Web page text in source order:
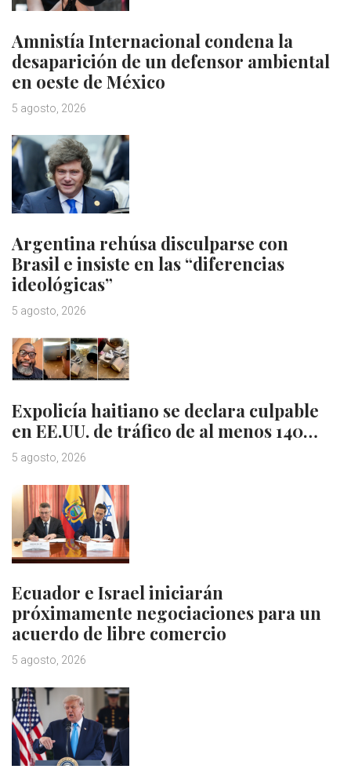
Amnistía Internacional condena la
desaparición de un defensor ambiental
en oeste de México
5 agosto, 2026
Argentina rehúsa disculparse con
Brasil e insiste en las “diferencias
ideológicas”
5 agosto, 2026
Expolicía haitiano se declara culpable
en EE.UU. de tráfico de al menos 140…
5 agosto, 2026
Ecuador e Israel iniciarán
próximamente negociaciones para un
acuerdo de libre comercio
5 agosto, 2026